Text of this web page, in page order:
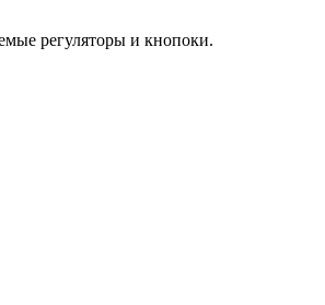
регуляторы и кнопоки.